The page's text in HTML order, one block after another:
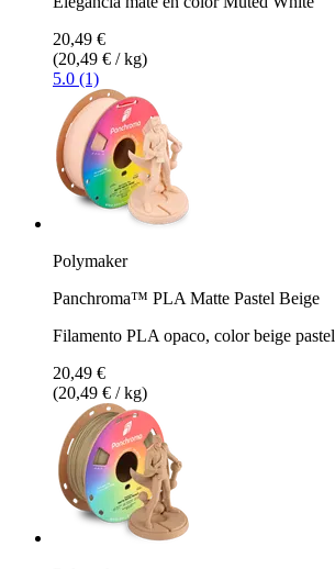
20,49 €
(20,49 € / kg)
5.0 (1)
Polymaker
Panchroma™ PLA Matte Pastel Beige
Filamento PLA opaco, color beige pastel
20,49 €
(20,49 € / kg)